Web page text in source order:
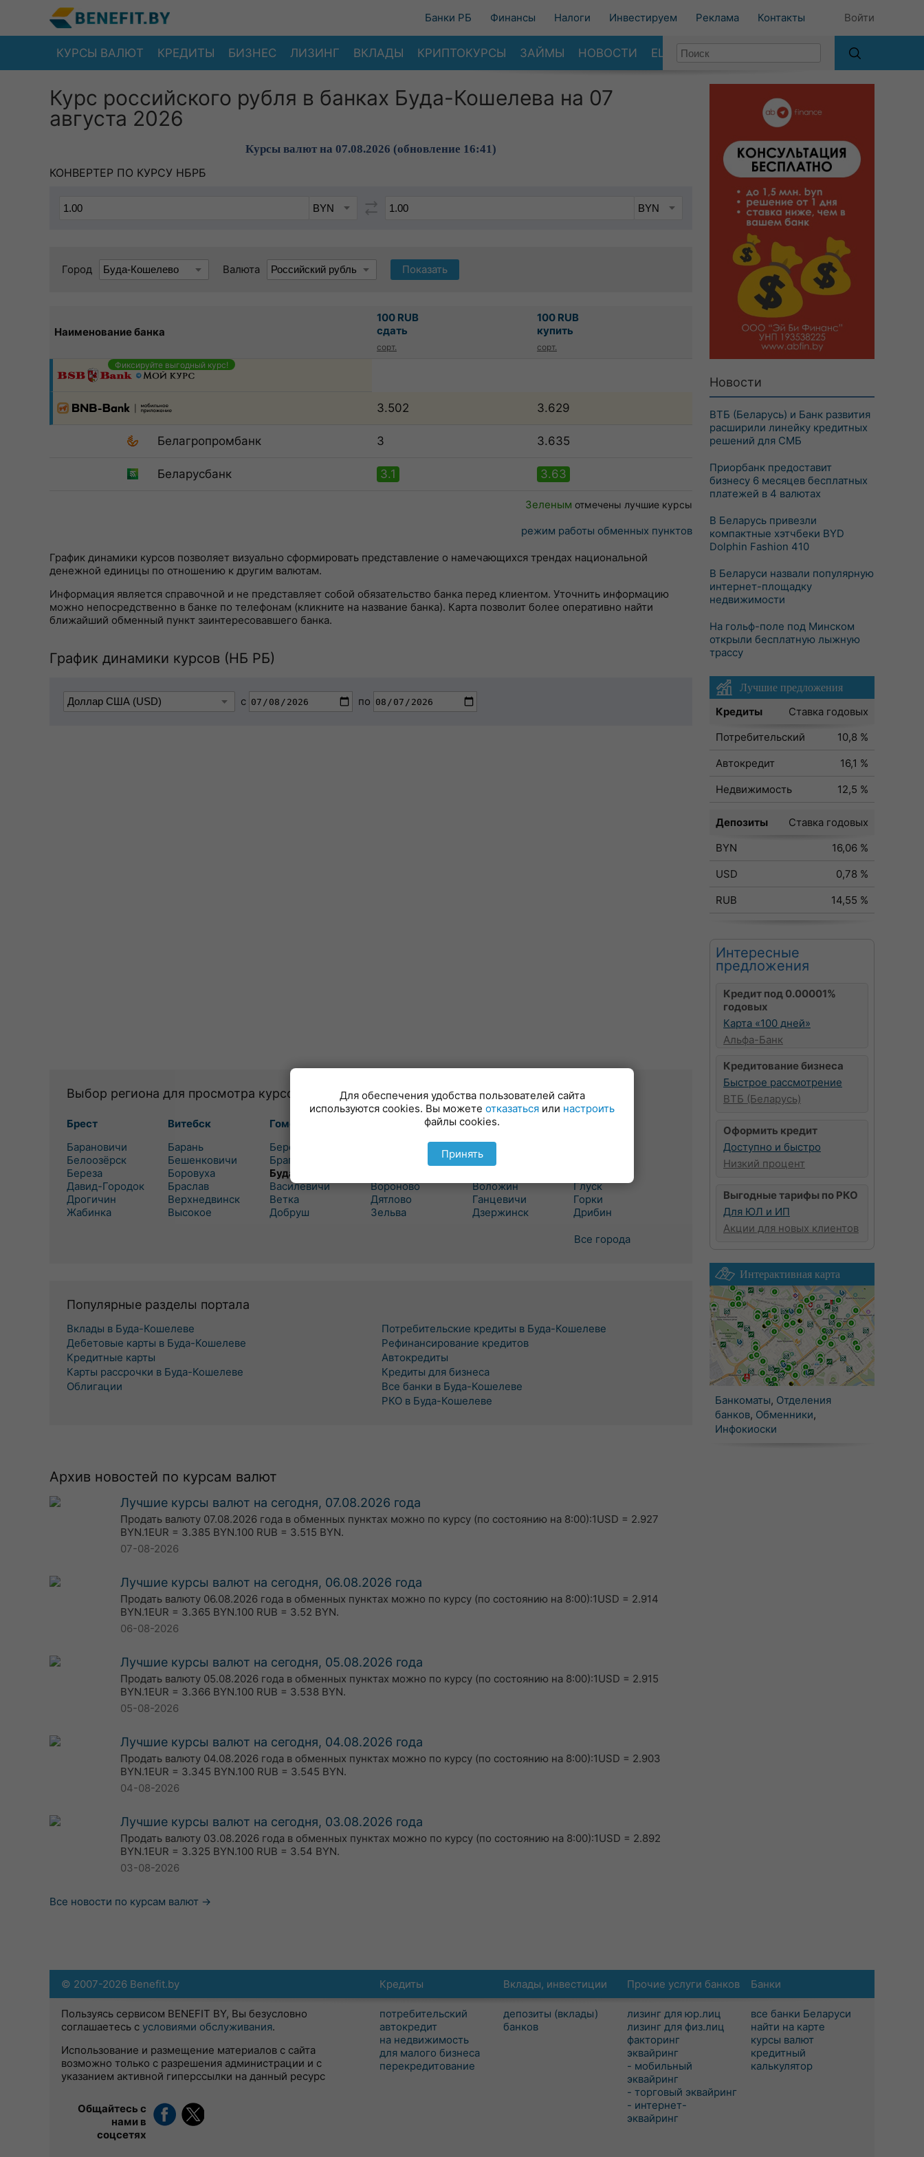
Банки РБ Финансы Налоги Инвестируем Реклама Контакты Войти
КУРСЫ ВАЛЮТ КРЕДИТЫ БИЗНЕС ЛИЗИНГ ВКЛАДЫ КРИПТОКУРСЫ ЗАЙМЫ НОВОСТИ ЕЩЕ
Курс российского рубля в банках Буда-Кошелева на 07
августа 2026
Курсы валют на 07.08.2026 (обновление 16:41)
КОНВЕРТЕР ПО КУРСУ НБРБ
Город Валюта Показать
Наименование банка
100 RUB
сдать
сорт.
100 RUB
купить
сорт.
Фиксируйте выгодный курс!
3.502 3.629
Белагропромбанк 3 3.635
Беларусбанк 3.1 3.63
Зеленым отмечены лучшие курсы
режим работы обменных пунктов
График динамики курсов позволяет визуально сформировать представление о намечающихся трендах национальной
денежной единицы по отношению к другим валютам.
Информация является справочной и не представляет собой обязательство банка перед клиентом. Уточнить информацию
можно непосредственно в банке по телефонам (кликните на название банка). Карта позволит более оперативно найти
ближайший обменный пункт заинтересовавшего банка.
График динамики курсов (НБ РБ)
с по
Выбор региона для просмотра курсов валют
Брест
Барановичи
Белоозёрск
Береза
Давид-Городок
Дрогичин
Жабинка
Витебск
Барань
Бешенковичи
Боровуха
Браслав
Верхнедвинск
Высокое
Гомель
Березовка
Брагин
Буда-Кошелево
Василевичи
Ветка
Добруш
Бол. Берестовица
Вороново
Дятлово
Зельва
Минск
Березино
Борисов
Воложин
Ганцевичи
Дзержинск
Глуск
Горки
Дрибин
Все города
Популярные разделы портала
Вклады в Буда-Кошелеве
Дебетовые карты в Буда-Кошелеве
Кредитные карты
Карты рассрочки в Буда-Кошелеве
Облигации
Потребительские кредиты в Буда-Кошелеве
Рефинансирование кредитов
Автокредиты
Кредиты для бизнеса
Все банки в Буда-Кошелеве
РКО в Буда-Кошелеве
Архив новостей по курсам валют
Лучшие курсы валют на сегодня, 07.08.2026 года
Продать валюту 07.08.2026 года в обменных пунктах можно по курсу (по состоянию на 8:00):1USD = 2.927
BYN.1EUR = 3.385 BYN.100 RUB = 3.515 BYN.
07-08-2026
Лучшие курсы валют на сегодня, 06.08.2026 года
Продать валюту 06.08.2026 года в обменных пунктах можно по курсу (по состоянию на 8:00):1USD = 2.914
BYN.1EUR = 3.365 BYN.100 RUB = 3.52 BYN.
06-08-2026
Лучшие курсы валют на сегодня, 05.08.2026 года
Продать валюту 05.08.2026 года в обменных пунктах можно по курсу (по состоянию на 8:00):1USD = 2.915
BYN.1EUR = 3.366 BYN.100 RUB = 3.538 BYN.
05-08-2026
Лучшие курсы валют на сегодня, 04.08.2026 года
Продать валюту 04.08.2026 года в обменных пунктах можно по курсу (по состоянию на 8:00):1USD = 2.903
BYN.1EUR = 3.345 BYN.100 RUB = 3.545 BYN.
04-08-2026
Лучшие курсы валют на сегодня, 03.08.2026 года
Продать валюту 03.08.2026 года в обменных пунктах можно по курсу (по состоянию на 8:00):1USD = 2.892
BYN.1EUR = 3.325 BYN.100 RUB = 3.54 BYN.
03-08-2026
Все новости по курсам валют →
Новости
ВТБ (Беларусь) и Банк развития
расширили линейку кредитных
решений для СМБ
Приорбанк предоставит
бизнесу 6 месяцев бесплатных
платежей в 4 валютах
В Беларусь привезли
компактные хэтчбеки BYD
Dolphin Fashion 410
В Беларуси назвали популярную
интернет-площадку
недвижимости
На гольф-поле под Минском
открыли бесплатную лыжную
трассу
Лучшие предложения
Кредиты
Ставка годовых
Потребительский
10,8 %
Автокредит
16,1 %
Недвижимость
12,5 %
Депозиты
Ставка годовых
BYN
16,06 %
USD
0,78 %
RUB
14,55 %
Интересные
предложения
Кредит под 0.00001%
годовых
Карта «100 дней»
Альфа-Банк
Кредитование бизнеса
Быстрое рассмотрение
ВТБ (Беларусь)
Оформить кредит
Доступно и быстро
Низкий процент
Выгодные тарифы по РКО
Для ЮЛ и ИП
Акции для новых клиентов
Интерактивная карта
Банкоматы, Отделения
банков, Обменники,
Инфокиоски
Кредиты
потребительский
автокредит
на недвижимость
для малого бизнеса
перекредитование
Вклады, инвестиции
депозиты (вклады)
банков
Прочие услуги банков
лизинг для юр.лиц
лизинг для физ.лиц
факторинг
эквайринг
- мобильный
эквайринг
- торговый эквайринг
- интернет-
эквайринг
Банки
все банки Беларуси
найти на карте
курсы валют
кредитный
калькулятор
© 2007-2026 Benefit.by
Пользуясь сервисом BENEFIT BY, Вы безусловно
соглашаетесь с условиями обслуживания.
Использование и размещение материалов с сайта
возможно только с разрешения администрации и с
указанием активной гиперссылки на данный ресурс
Общайтесь с
нами в
соцсетях
Для обеспечения удобства пользователей сайта
используются cookies. Вы можете отказаться или настроить
файлы cookies.
Принять